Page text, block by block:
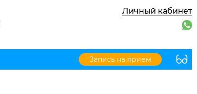
Личный кабинет
Запись на прием